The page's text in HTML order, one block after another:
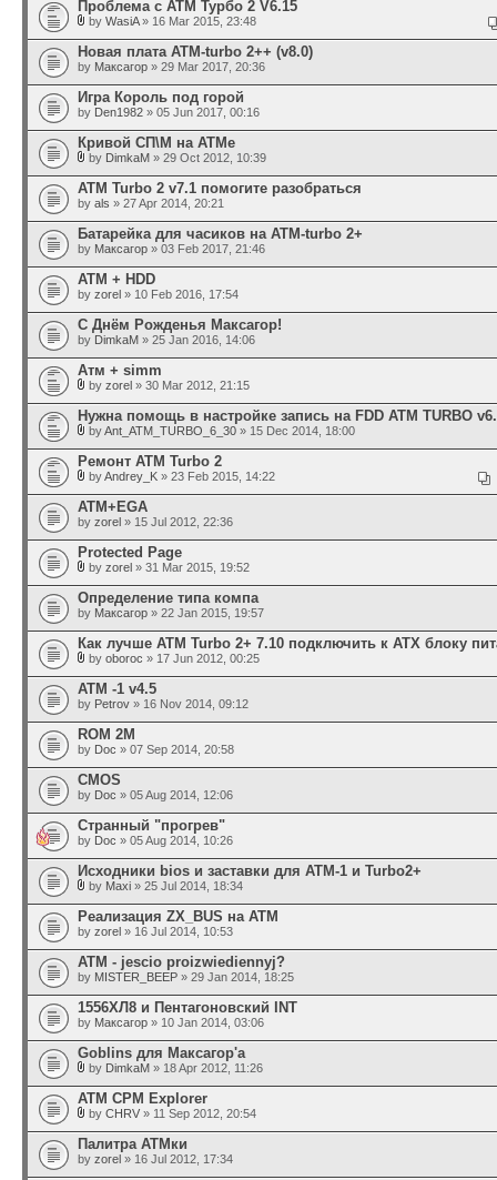
Проблема с АТМ Турбо 2 V6.15
by WasiA» 16 Mar 2015, 23:48
Новая плата ATM-turbo 2++ (v8.0)
by Максагор » 29 Mar 2017, 20:36
Игра Король под горой
by Den1982 » 05 Jun 2017, 00:16
Кривой СП\М на АТМе
by DimkaM » 29 Oct 2012, 10:39
ATM Turbo 2 v7.1 помогите разобраться
by als » 27 Apr 2014, 20:21
Батарейка для часиков на ATM-turbo 2+
by Максагор » 03 Feb 2017, 21:46
АТМ + HDD
by zorel » 10 Feb 2016, 17:54
С Днём Рожденья Максагор!
by DimkaM » 25 Jan 2016, 14:06
Атм + simm
by zorel » 30 Mar 2012, 21:15
Нужна помощь в настройке запись на FDD ATM TURBO
byAnt_ATM_TURBO_6_30 » 15 Dec 2014, 18:00
Ремонт ATM Turbo 2
byAndrey_K » 23 Feb 2015, 14:22
АТМ+EGA
by zorel » 15 Jul 2012, 22:36
Protected Page
by zorel » 31 Mar 2015, 19:52
Определение типа компа
by Максагор » 22 Jan 2015, 19:57
Как лучше ATM Turbo 2+ 7.10 подключить к ATX блоку
by oboroc » 17 Jun 2012, 00:25
АТМ -1 v4.5
by Petrov » 16 Nov 2014, 09:12
ROM 2М
by Doc » 07 Sep 2014, 20:58
CMOS
by Doc » 05 Aug 2014, 12:06
Странный "прогрев"
by Doc » 05 Aug 2014, 10:26
Исходники bios и заставки для ATM-1 и Turbo2+
by Maxi » 25 Jul 2014, 18:34
Реализация ZX_BUS на АТМ
by zorel » 16 Jul 2014, 10:53
ATM - jescio proizwiediennyj?
by MISTER_BEEP » 29 Jan 2014, 18:25
1556ХЛ8 и Пентагоновский INT
by Максагор » 10 Jan 2014, 03:06
Goblins для Максагор'а
by DimkaM » 18 Apr 2012, 11:26
ATM CPM Explorer
by CHRV » 11 Sep 2012, 20:54
Палитра АТМки
by zorel » 16 Jul 2012, 17:34